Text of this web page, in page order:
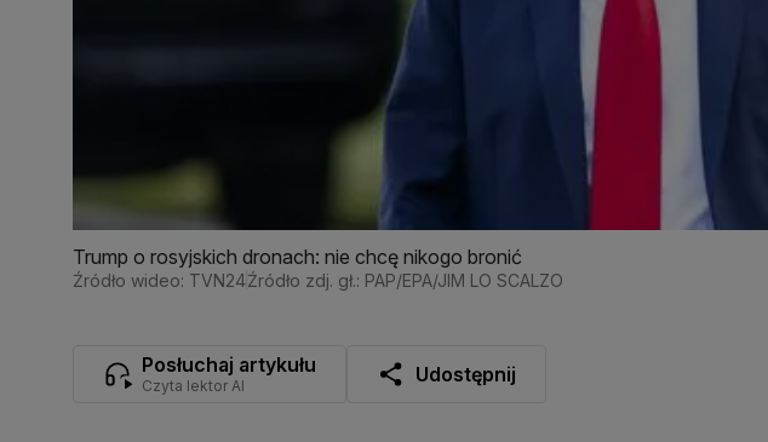
Trump o rosyjskich dronach: nie chcę nikogo bronić
Źródło wideo: TVN24Źródło zdj. gł.: PAP/EPA/JIM LO SCALZO
Posłuchaj artykułu
Czyta lektor AI Udostępnij